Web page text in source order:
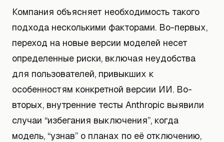
Компания объясняет необходимость такого
подхода несколькими факторами. Во-первых,
переход на новые версии моделей несет
определенные риски, включая неудобства
для пользователей, привыкших к
особенностям конкретной версии ИИ. Во-
вторых, внутренние тесты Anthropic выявили
случаи “избегания выключения”, когда
модель, “узнав” о планах по её отключению,